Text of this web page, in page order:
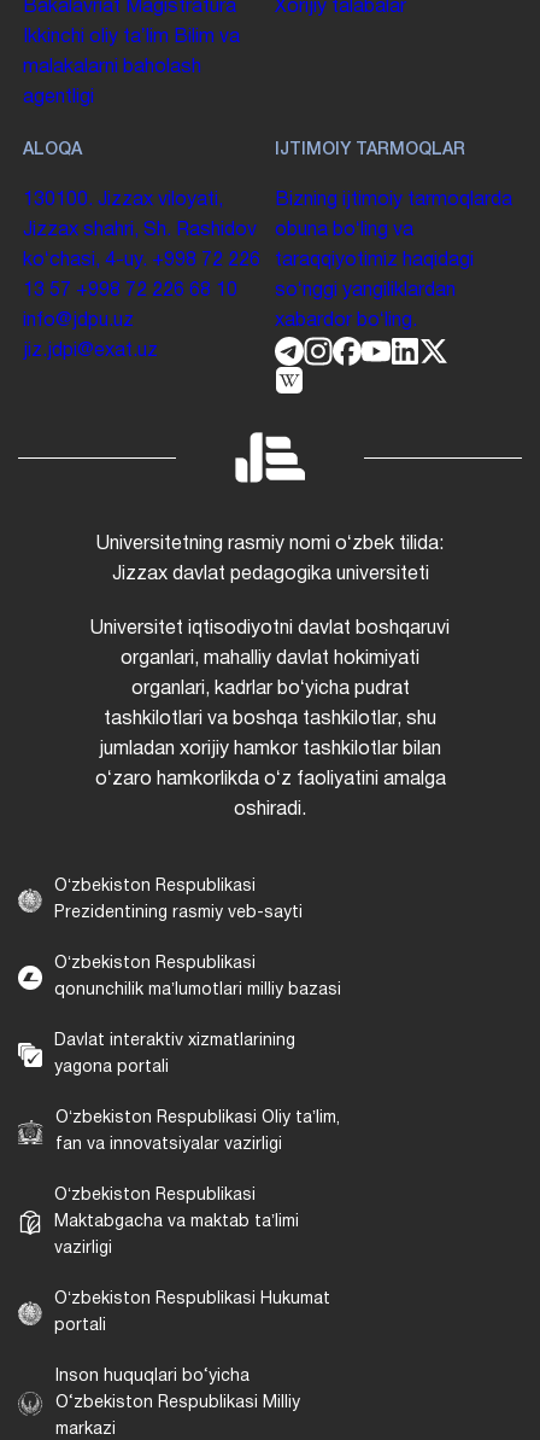
Bakalavriat Magistratura
Ikkinchi oliy taʼlim Bilim va
malakalarni baholash
agentligi
Xorijiy talabalar
ALOQA
130100. Jizzax viloyati,
Jizzax shahri, Sh. Rashidov
koʻchasi, 4-uy. +998 72 226
13 57 +998 72 226 68 10
info@jdpu.uz
jiz.jdpi@exat.uz
IJTIMOIY TARMOQLAR
Bizning ijtimoiy tarmoqlarda
obuna boʻling va
taraqqiyotimiz haqidagi
soʻnggi yangiliklardan
xabardor boʻling.
Universitetning rasmiy nomi oʻzbek tilida:
Jizzax davlat pedagogika universiteti
Universitet iqtisodiyotni davlat boshqaruvi
organlari, mahalliy davlat hokimiyati
organlari, kadrlar boʻyicha pudrat
tashkilotlari va boshqa tashkilotlar, shu
jumladan xorijiy hamkor tashkilotlar bilan
oʻzaro hamkorlikda oʻz faoliyatini amalga
oshiradi.
Oʻzbekiston Respublikasi
Prezidentining rasmiy veb-sayti
Oʻzbekiston Respublikasi
qonunchilik maʼlumotlari milliy bazasi
Davlat interaktiv xizmatlarining
yagona portali
Oʻzbekiston Respublikasi Oliy taʼlim,
fan va innovatsiyalar vazirligi
Oʻzbekiston Respublikasi
Maktabgacha va maktab taʼlimi
vazirligi
Oʻzbekiston Respublikasi Hukumat
portali
Inson huquqlari bo‘yicha
O‘zbekiston Respublikasi Milliy
markazi